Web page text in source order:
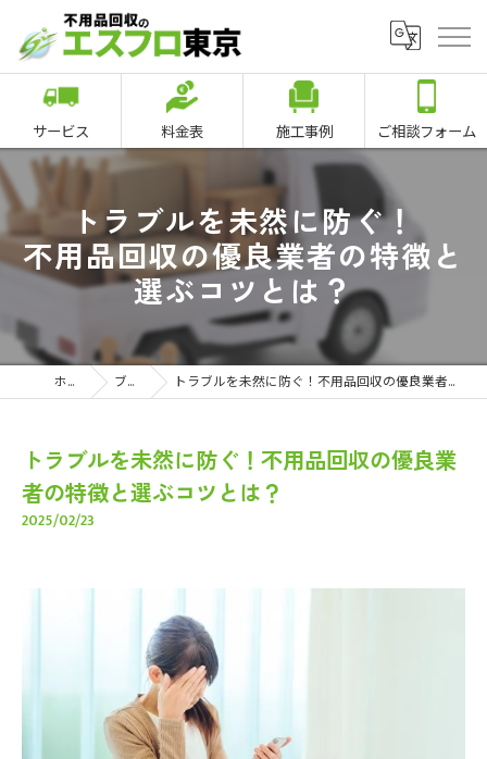
サービス 料金表 施工事例 ご相談フォーム
トラブルを未然に防ぐ！
不用品回収の優良業者の特徴と
選ぶコツとは？
ホーム ブログ トラブルを未然に防ぐ！不用品回収の優良業者の特徴と選ぶコツとは？
トラブルを未然に防ぐ！不用品回収の優良業
者の特徴と選ぶコツとは？
2025/02/23